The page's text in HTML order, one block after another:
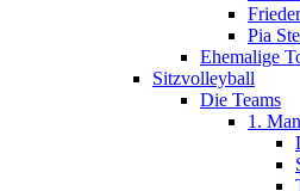
Pia
Ehemalige
Sitzvolleyball
Die Teams
1.